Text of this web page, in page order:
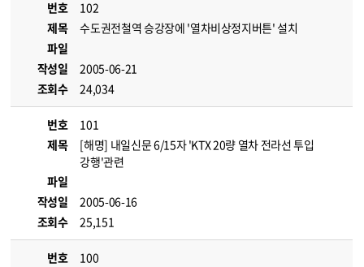
번호
102
제목
수도권전철역 승강장에 '열차비상정지버튼' 설치
파일
작성일
2005-06-21
조회수
24,034
번호
101
제목
[해명] 내일신문 6/15자 'KTX 20량 열차 전라선 투입
강행'관련
파일
작성일
2005-06-16
조회수
25,151
번호
100